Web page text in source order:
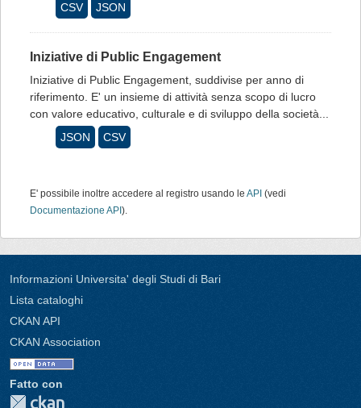
CSV
JSON
Iniziative di Public Engagement
Iniziative di Public Engagement, suddivise per anno di
riferimento. E' un insieme di attività senza scopo di lucro
con valore educativo, culturale e di sviluppo della società...
JSON
CSV
E' possibile inoltre accedere al registro usando le API (vedi
Documentazione API ).
Informazioni Universita' degli Studi di Bari
Lista cataloghi
CKAN API
CKAN Association
Fatto con